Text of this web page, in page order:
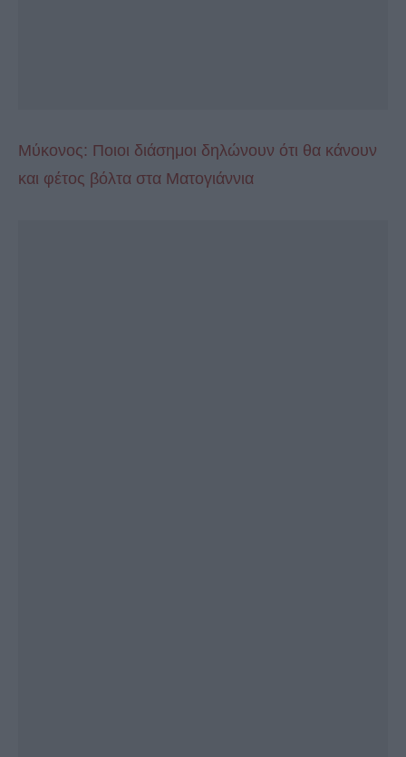
Μύκονος: Ποιοι διάσημοι δηλώνουν ότι θα κάνουν
και φέτος βόλτα στα Ματογιάννια